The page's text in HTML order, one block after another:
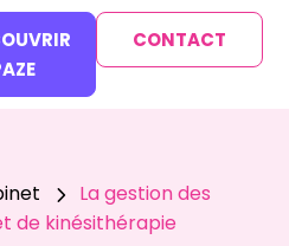
CONTACT
5 La gestion des
de kinésithérapie